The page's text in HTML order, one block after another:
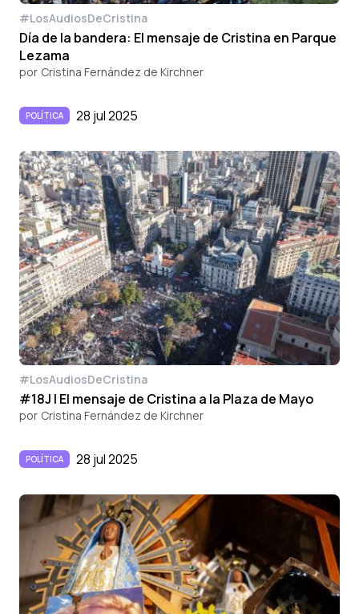
#LosAudiosDeCristina
Día de la bandera: El mensaje de Cristina en Parque
Lezama
por Cristina Fernández de Kirchner
POLÍTICA 28 jul 2025
#LosAudiosDeCristina
#18J | El mensaje de Cristina a la Plaza de Mayo
por Cristina Fernández de Kirchner
POLÍTICA 28 jul 2025